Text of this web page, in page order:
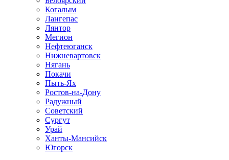
Когалым
Лангепас
Лянтор
Мегион
Нефтеюганск
Нижневартовск
Нягань
Покачи
Пыть-Ях
Рoстов-на-Дону
Радужный
Советский
Сургут
Урай
Ханты-Мансийск
Югорск